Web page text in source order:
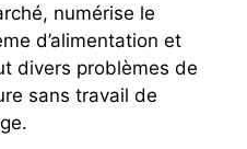
numérise le
d’alimentation et
divers problèmes de
sans travail de